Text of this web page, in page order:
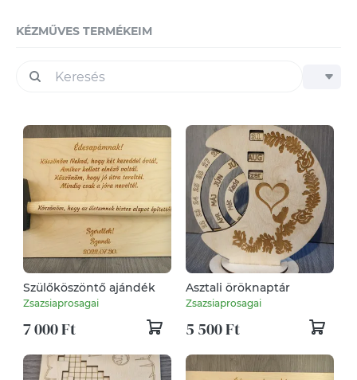
KÉZMŰVES TERMÉKEIM
Szülőköszöntő ajándék
Zsazsiaprosagai
7 000 Ft
Asztali öröknaptár
Zsazsiaprosagai
5 500 Ft